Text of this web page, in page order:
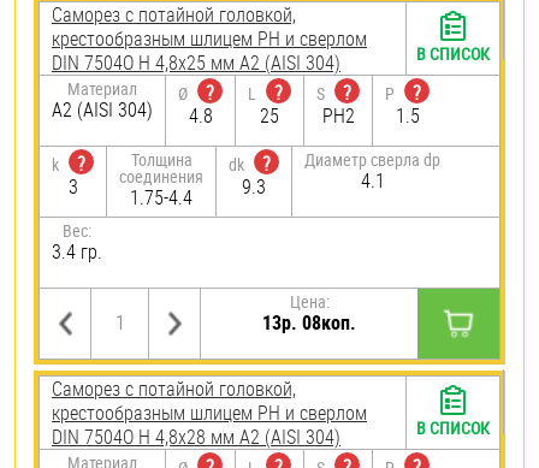
Саморез с потайной головкой,
крестообразным шлицем PH и сверлом
DIN 7504O H 4,8х25 мм А2 (AISI 304)
Материал
А2 (AISI 304)
Ø
?
4.8
L
?
25
S
?
PH2
P
?
1.5
k
?
3
Толщина
соединения
1.75-4.4
dk
?
9.3
Диаметр сверла dp
4.1
Вес:
3.4 гр.
Цена:
13р. 08коп.
В СПИСОК
Саморез с потайной головкой,
крестообразным шлицем PH и сверлом
DIN 7504O H 4,8х28 мм А2 (AISI 304)
Материал
В СПИСОК